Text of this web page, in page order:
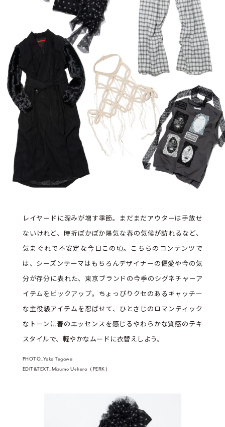
レイヤードに深みが増す季節。まだまだアウターは手放せ
ないけれど、時折ぽかぽか陽気な春の気候が訪れるなど、
気まぐれで不安定な今日この頃。こちらのコンテンツで
は、シーズンテーマはもちろんデザイナーの偏愛や今の気
分が存分に表れた、東京ブランドの今季のシグネチャーア
イテムをピックアップ。ちょっぴりクセのあるキャッチー
な主役級アイテムを忍ばせて、ひとさじのロマンティック
なトーンに春のエッセンスを感じるやわらかな質感のテキ
スタイルで、軽やかなムードに衣替えしよう。
PHOTO_Yoko Tagawa
EDIT&TEXT_Mizumo Uehara（PERK）